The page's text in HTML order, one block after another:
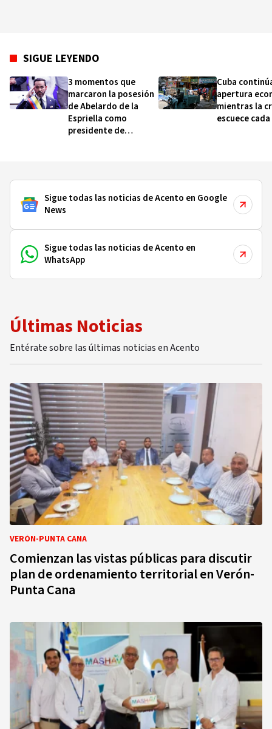
SIGUE LEYENDO
3 momentos que
marcaron la posesión
de Abelardo de la
Espriella como
presidente de
Cuba
apertura
mientras la
escuece
Sigue todas las noticias de Acento en Google
News
Sigue todas las noticias de Acento en
WhatsApp